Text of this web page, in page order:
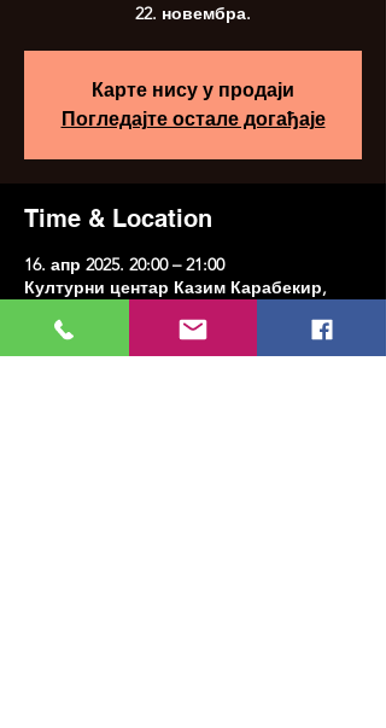
22. новембра.
Карте нису у продаји
Погледајте остале догађаје
Time & Location
16. апр 2025. 20:00 – 21:00
Културни центар Казим Карабекир,
Но:8 Д:16, 34738 Кадıкои/Истанбул,
Туркиие